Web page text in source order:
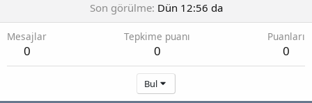
Son görülme Dün 12:56 da
Mesajlar
0
Tepkime puanı
0
Puanları
0
Bul